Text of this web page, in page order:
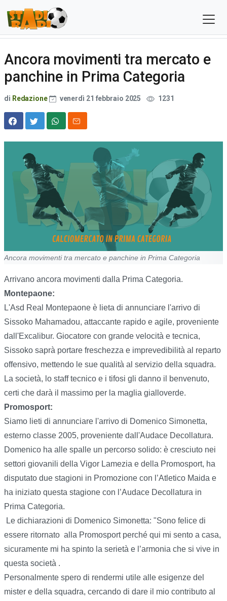
Ancora movimenti tra mercato e
panchine in Prima Categoria
di Redazione venerdì 21 febbraio 2025 1231
Ancora movimenti tra mercato e panchine in Prima Categoria
Arrivano ancora movimenti dalla Prima Categoria.
Montepaone:
L'Asd Real Montepaone è lieta di annunciare l'arrivo di
Sissoko Mahamadou, attaccante rapido e agile, proveniente
dall'Excalibur. Giocatore con grande velocità e tecnica,
Sissoko saprà portare freschezza e imprevedibilità al reparto
offensivo, mettendo le sue qualità al servizio della squadra.
La società, lo staff tecnico e i tifosi gli danno il benvenuto,
certi che darà il massimo per la maglia gialloverde.
Promosport:
Siamo lieti di annunciare l'arrivo di Domenico Simonetta,
esterno classe 2005, proveniente dall'Audace Decollatura.
Domenico ha alle spalle un percorso solido: è cresciuto nei
settori giovanili della Vigor Lamezia e della Promosport, ha
disputato due stagioni in Promozione con l’Atletico Maida e
ha iniziato questa stagione con l’Audace Decollatura in
Prima Categoria.
Le dichiarazioni di Domenico Simonetta: "Sono felice di
essere ritornato alla Promosport perché qui mi sento a casa,
sicuramente mi ha spinto la serietà e l’armonia che si vive in
questa società .
Personalmente spero di rendermi utile alle esigenze del
mister e della squadra, cercando di dare il mio contributo al